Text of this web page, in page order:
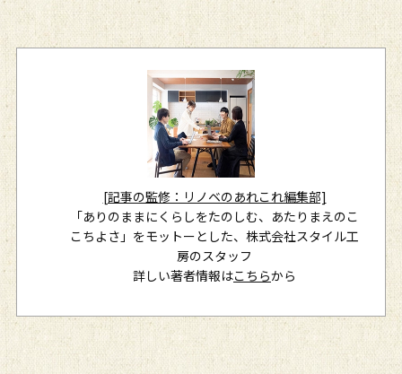
[記事の監修：リノベのあれこれ編集部]
「ありのままにくらしをたのしむ、あたりまえのこ
こちよさ」をモットーとした、株式会社スタイル工
房のスタッフ
詳しい著者情報はこちらから